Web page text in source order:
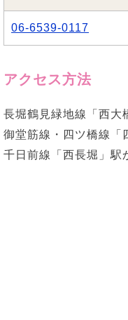
06-6539-0117
アクセス方法
長堀鶴見緑地線「西大
御堂筋線・四ツ橋線「
千日前線「西長堀」駅